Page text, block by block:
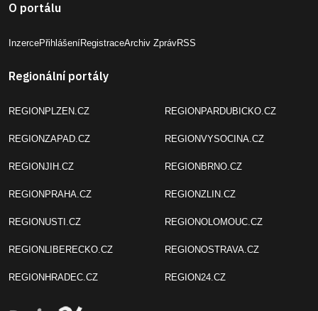
O portálu
InzercePřihlášeníRegistraceArchiv ZprávRSS
Regionální portály
REGIONPLZEN.CZ
REGIONZAPAD.CZ
REGIONJIH.CZ
REGIONPRAHA.CZ
REGIONUSTI.CZ
REGIONLIBERECKO.CZ
REGIONHRADEC.CZ
REGIONPARDUBICKO.CZ
REGIONVYSOCINA.CZ
REGIONBRNO.CZ
REGIONZLIN.CZ
REGIONOLOMOUC.CZ
REGIONOSTRAVA.CZ
REGION24.CZ